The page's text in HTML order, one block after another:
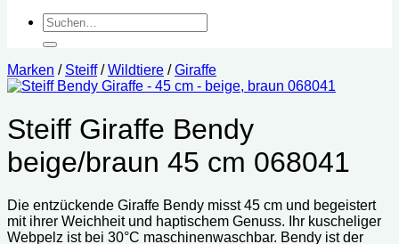
Suchen
nach:
Marken / Steiff / Wildtiere / Giraffe
Steiff Giraffe Bendy
beige/braun 45 cm 068041
Die entzückende Giraffe Bendy misst 45 cm und begeistert
mit ihrer Weichheit und haptischem Genuss. Ihr kuscheliger
Webpelz ist bei 30°C maschinenwaschbar. Bendy ist der